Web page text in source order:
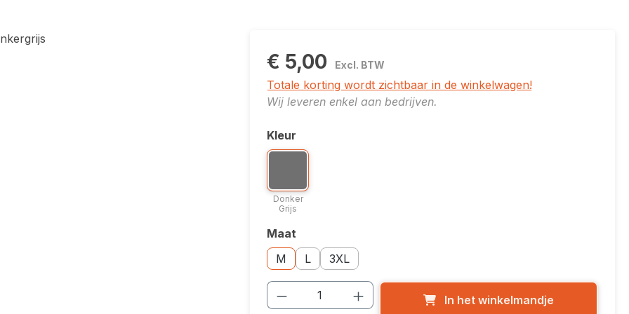
€ 5,00 Excl. BTW
Totale korting wordt zichtbaar in de winkelwagen!
Wij leveren enkel aan bedrijven.
Selecteer
Kleur
Kleuroptie: Donker Grijs
Donker
Grijs
Selecteer
Maat
M
Maatoptie: M
L
Maatoptie: L
3XL
Maatoptie: 3XL
Producthoeveelheid: Voer de gewenste
In het winkelmandje